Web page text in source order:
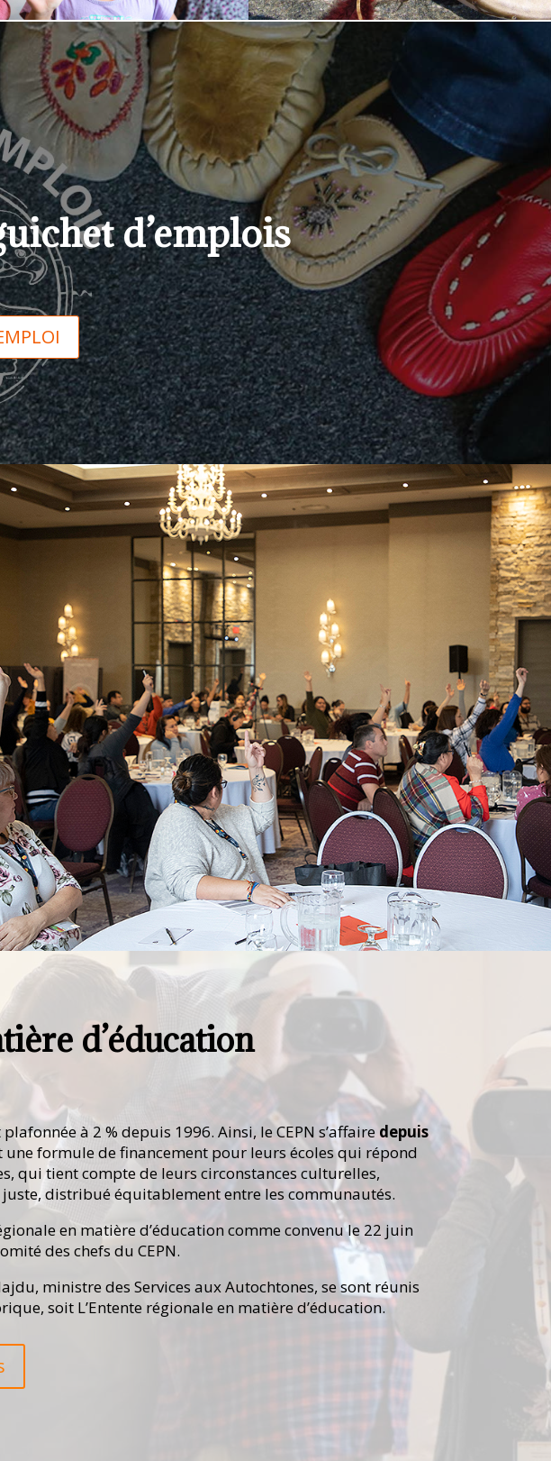
d’emplois
d’éducation
à 2 % depuis 1996. Ainsi, le CEPN s’affairedepuis
formule de financement pour leurs écoles qui répond
qui tient compte de leurs circonstances culturelles,
distribué équitablement entre les communautés.
en matière d’éducation comme convenu le 22 juin
des chefs du CEPN.
ministre des Services aux Autochtones, se sont réunis
soit L’Entente régionale en matière d’éducation.